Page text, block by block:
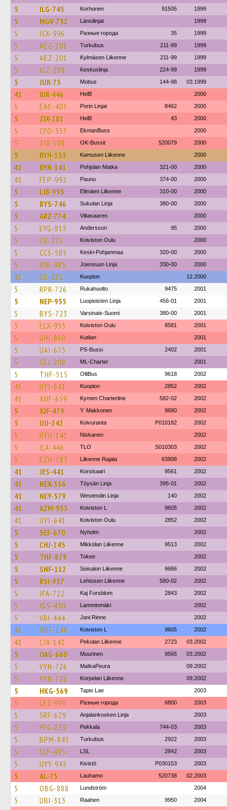
5
ILG-745 Korhonen 91505 1999
5 MGV-752 Länsilinjat 1999
5 JCX-996 Разные города 35 1999
5 AEZ-201 Turkubus 211-99 1999
5 AEZ-201 Kylmäsen Liikenne 211-99 1999
5 JCZ-288 Keskuslinja 224-99 1999
5 JUR-75 Mobus 144-98 03.1999
41 XIR-446 HelB 2000
5 EAE-405 Porin Linjat 8462 2000
5 ZIX-281 HelB 43 2000
5 CFO-355 EkmanBuss 2000
5 ZIX-108 OK-Bussit 520079 2000
5 RYH-133 Kamusen Liikenne 2000
41 RYN-141 Pohjolan Matka 321-00 2000
41 FEP-992 Paunu 374-00 2000
5 LIB-993 Elimäen Liikenne 310-00 2000
5 BYS-746 Sukulan Linja 380-00 2000
5 ARZ-774 Viitasaaren 2000
5 EYG-815 Andersson 95 2000
5 CIJ-225 Koiviston Oulu 2000
5 CCS-585 Keski-Pohjanmaa 320-00 2000
5 XIB-985 Joensuun Linja 330-00 2000
41 CIJ-281 Kuopion 12.2000
5 RPR-726 Rukahuolto 9475 2001
5 NEP-955 Luopioisten Linja 456-01 2001
5 BYS-723 Varsinais-Suomi 380-00 2001
5 ELX-955 Koiviston Oulu 8581 2001
5 UHI-860 Kutilan 2001
5 UAI-675 PS-Bussi 2402 2001
5 GEJ-208 ML-Charter 2001
5 THF-515 OlliBus 9618 2002
41 UYJ-641 Kuopion 2852 2002
41 XHF-659 Kymen Charterline 582-02 2002
5 XJF-479 Y. Makkonen 9680 2002
5 UJI-242 Koivuranta P010182 2002
5 HYU-141 Niskanen 2002
5 ILA-446 TLO S010303 2002
5 EZH-783 Liikenne Rajala 63908 2002
41 JES-441 Korsisaari 9561 2002
41 NEX-356 Töysän Linja 395-01 2002
41 NEY-579 Westendin Linja 140 2002
41 AZM-953 Koiviston L 9605 2002
41 UYJ-641 Koiviston Oulu 2852 2002
5 SEF-670 Nyholm 2002
5 CHJ-245 Mikkolan Liikenne 9513 2002
5 THF-879 Tokee 2002
5 SNF-112 Soisalon Liikenne 9686 2002
5 RSI-957 Lehtosen Liikenne 580-02 2002
5 JFA-722 Kaj Forsblom 2843 2002
5 JGS-430 Lamminmäki 2002
5 VBI-444 Jani Rinne 2002
41 OBF-148 Koiviston L 9605 2002
41 CJX-141 Pekolan Liikenne 2723 03.2002
5 OAG-660 Muurinen 9565 03.2002
5 VYN-726 MatkaPeura 09.2002
5 VYN-726 Korpelan Liikenne 09.2002
5 HKG-569 Tapio Lae 2003
5 CFZ-999 Разные города 6800 2003
5 SRF-629 Anjalankosken Linja 2003
5 YFG-839 Pekkala 744-03 2003
5 BPM-845 Turkubus 2922 2003
5 SLF-495 LSL 2842 2003
5 UYY-945 Kivistö P030153 2003
5 AL-75 Lauhamo 520738 02.2003
5 OBG-888 Lundström 2004
5 UBI-313 Raahen 9950 2004